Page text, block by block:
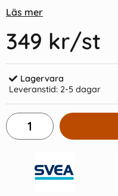
Läs mer
349 kr/st
Lagervara
Leveranstid: 2-5 dagar